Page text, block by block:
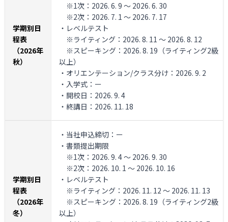
学期別日
程表
（2026年
秋）
※1次：2026. 6. 9 ～ 2026. 6. 30
※2次：2026. 7. 1 ～ 2026. 7. 17
・レベルテスト
※ライティング：2026. 8. 11 ～ 2026. 8. 12
※スピーキング：2026. 8. 19（ライティング2級
以上）
・オリエンテーション/クラス分け：2026. 9. 2
・入学式：ー
・開校日：2026. 9. 4
・終講日：2026. 11. 18
学期別日
程表
（2026年
冬）
・当社申込締切：ー
・書類提出期限
※1次：2026. 9. 4 ～ 2026. 9. 30
※2次：2026. 10. 1 ～ 2026. 10. 16
・レベルテスト
※ライティング：2026. 11. 12 ～ 2026. 11. 13
※スピーキング：2026. 8. 19（ライティング2級
以上）